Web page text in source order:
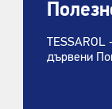
TESSAROL
дървени